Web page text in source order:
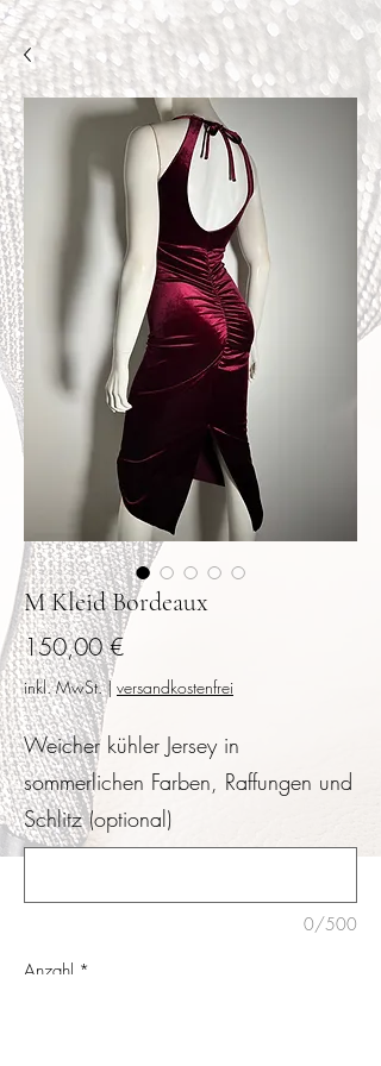
M Kleid Bordeaux
150,00 €Preis
inkl. MwSt.| versandkostenfrei
Weicher kühler Jersey in
sommerlichen Farben, Raffungen und
Schlitz (optional)
0/500
Anzahl *